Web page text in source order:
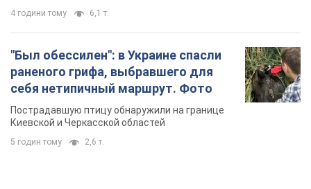
4 години тому 6,1 т.
"Был обессилен": в Украине спасли
раненого грифа, выбравшего для
себя нетипичный маршрут. Фото
Пострадавшую птицу обнаружили на границе
Киевской и Черкасской областей
5 годин тому 2,6 т.